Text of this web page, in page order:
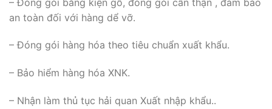
an toàn đối với hàng dể vỡ.
– Đóng gói hàng hóa theo tiêu chuẩn xuất khẩu.
– Bảo hiểm hàng hóa XNK.
– Nhận làm thủ tục hải quan Xuất nhập khẩu..